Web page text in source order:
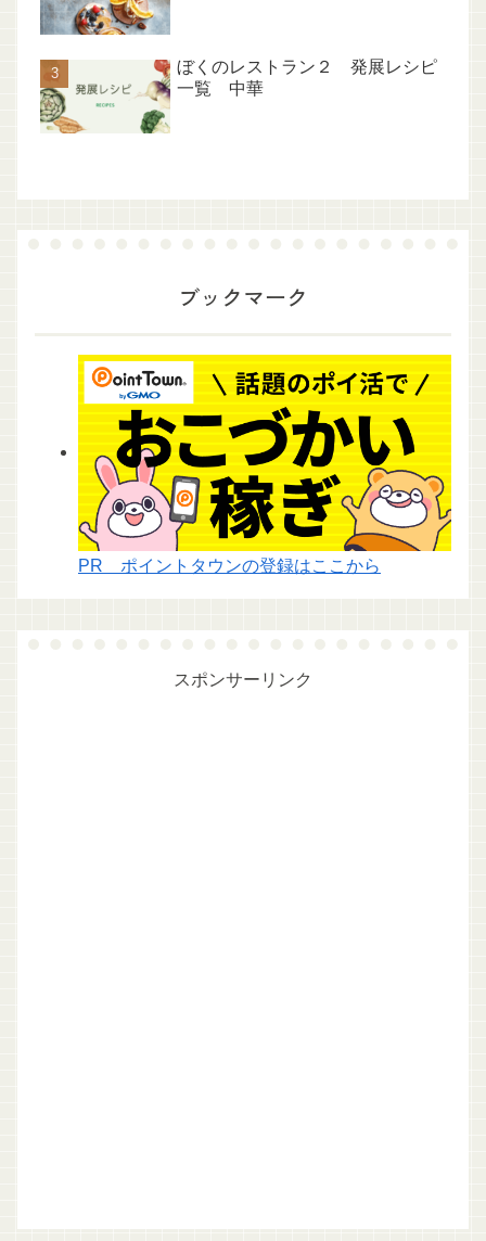
ぼくのレストラン２ 発展レシピ
一覧 中華
ブックマーク
PR ポイントタウンの登録はここから
スポンサーリンク